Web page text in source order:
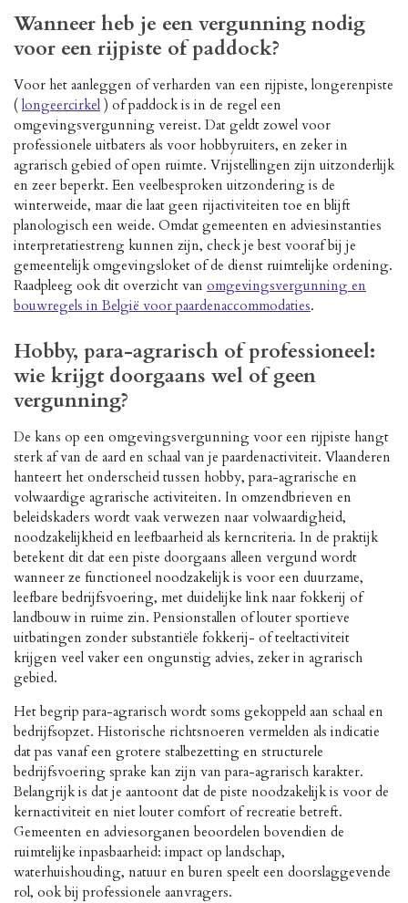
Wanneer heb je een vergunning nodig
voor een rijpiste of paddock?
Voor het aanleggen of verharden van een rijpiste, longerenpiste
( longeercirkel ) of paddock is in de regel een
omgevingsvergunning vereist. Dat geldt zowel voor
professionele uitbaters als voor hobbyruiters, en zeker in
agrarisch gebied of open ruimte. Vrijstellingen zijn uitzonderlijk
en zeer beperkt. Een veelbesproken uitzondering is de
winterweide, maar die laat geen rijactiviteiten toe en blijft
planologisch een weide. Omdat gemeenten en adviesinstanties
interpretatiestreng kunnen zijn, check je best vooraf bij je
gemeentelijk omgevingsloket of de dienst ruimtelijke ordening.
Raadpleeg ook dit overzicht van omgevingsvergunning en
bouwregels in België voor paardenaccommodaties.
Hobby, para-agrarisch of professioneel:
wie krijgt doorgaans wel of geen
vergunning?
De kans op een omgevingsvergunning voor een rijpiste hangt
sterk af van de aard en schaal van je paardenactiviteit. Vlaanderen
hanteert het onderscheid tussen hobby, para-agrarische en
volwaardige agrarische activiteiten. In omzendbrieven en
beleidskaders wordt vaak verwezen naar volwaardigheid,
noodzakelijkheid en leefbaarheid als kerncriteria. In de praktijk
betekent dit dat een piste doorgaans alleen vergund wordt
wanneer ze functioneel noodzakelijk is voor een duurzame,
leefbare bedrijfsvoering, met duidelijke link naar fokkerij of
landbouw in ruime zin. Pensionstallen of louter sportieve
uitbatingen zonder substantiële fokkerij- of teeltactiviteit
krijgen veel vaker een ongunstig advies, zeker in agrarisch
gebied.
Het begrip para-agrarisch wordt soms gekoppeld aan schaal en
bedrijfsopzet. Historische richtsnoeren vermelden als indicatie
dat pas vanaf een grotere stalbezetting en structurele
bedrijfsvoering sprake kan zijn van para-agrarisch karakter.
Belangrijk is dat je aantoont dat de piste noodzakelijk is voor de
kernactiviteit en niet louter comfort of recreatie betreft.
Gemeenten en adviesorganen beoordelen bovendien de
ruimtelijke inpasbaarheid: impact op landschap,
waterhuishouding, natuur en buren speelt een doorslaggevende
rol, ook bij professionele aanvragers.